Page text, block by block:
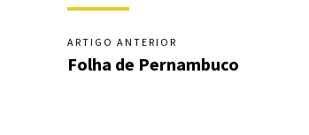
ARTIGO ANTERIOR
Folha de Pernambuco